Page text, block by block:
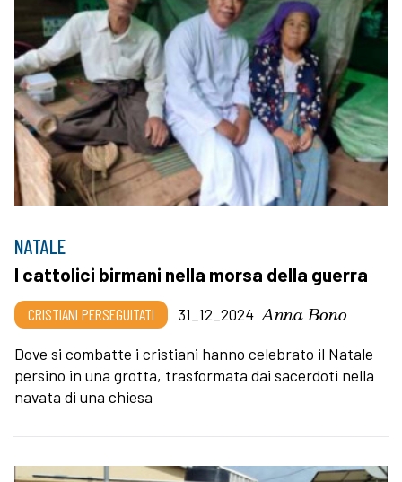
NATALE
I cattolici birmani nella morsa della guerra
CRISTIANI PERSEGUITATI 31_12_2024 Anna Bono
Dove si combatte i cristiani hanno celebrato il Natale
persino in una grotta, trasformata dai sacerdoti nella
navata di una chiesa